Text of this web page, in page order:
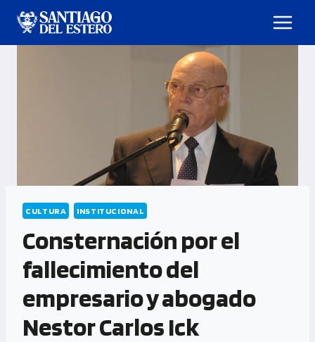
CULTURA INSTITUCIONAL
Consternación por el
fallecimiento del
empresario y abogado
Nestor Carlos Ick